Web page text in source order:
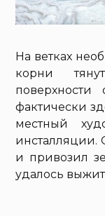
На ветках
корни
фактически
местный
и привозил
удалось